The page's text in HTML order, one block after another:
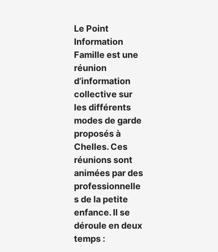
Le Point
Information
Famille est une
réunion
d’information
collective sur
les différents
modes de garde
proposés à
Chelles. Ces
réunions sont
animées par des
professionnelle
s de la petite
enfance. Il se
déroule en deux
temps :